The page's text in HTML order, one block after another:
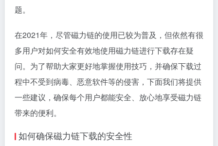
题。
在2021年，尽管磁力链的使用已较为普及，但依然有很
多用户对如何安全有效地使用磁力链进行下载存在疑
问。为了帮助大家更好地掌握使用技巧，并确保下载过
程中不受到病毒、恶意软件等的侵害，下面我们将提供
一些建议，确保每个用户都能安全、放心地享受磁力链
带来的便利。
如何确保磁力链下载的安全性